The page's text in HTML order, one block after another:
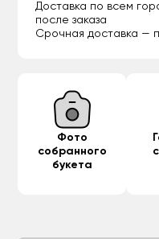
Доставка по всем
после заказа
Срочная доставка —
Фото
собранного
букета